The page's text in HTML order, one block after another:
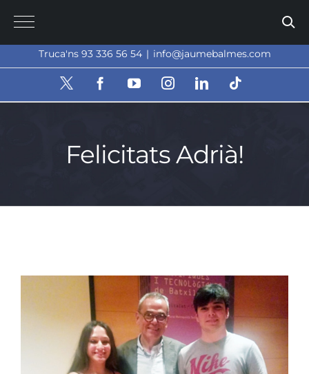
contentTruca'ns 93 336 56 54 | info@jaumebalmes.com
X FacebookYouTubeInstagramLinkedInTiktok
Felicitats Adrià!
View
Larger
Image